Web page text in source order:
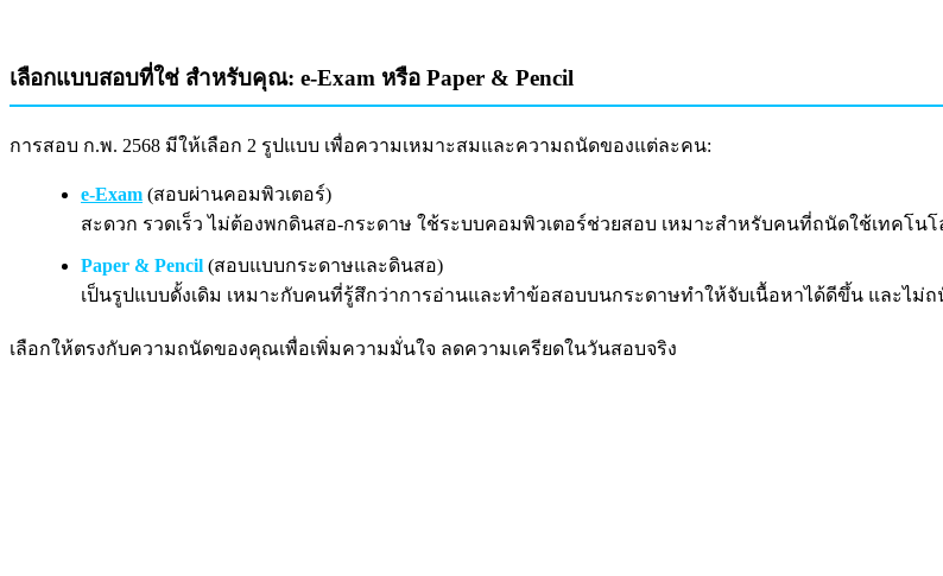
เลือกแบบสอบที่ใช่ สำหรับคุณ: e-Exam หรือ Paper & Pencil
การสอบ ก.พ. 2568 มีให้เลือก 2 รูปแบบ เพื่อความเหมาะสมและความถนัดของแต่ละคน:
e-Exam (สอบผ่านคอมพิวเตอร์)
สะดวก รวดเร็ว ไม่ต้องพกดินสอ-กระดาษ ใช้ระบบคอมพิวเตอร์ช่วยสอบ เหมาะสำหรับคนที่ถนัดใช้เทคโน
Paper & Pencil (สอบแบบกระดาษและดินสอ)
เป็นรูปแบบดั้งเดิม เหมาะกับคนที่รู้สึกว่าการอ่านและทำข้อสอบบนกระดาษทำให้จับเนื้อหาได้ดีขึ้น และไม่
เลือกให้ตรงกับความถนัดของคุณเพื่อเพิ่มความมั่นใจ ลดความเครียดในวันสอบจริง